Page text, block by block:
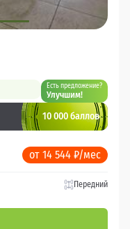
Есть предложение?
Улучшим!
10 000 баллов
от 14 544 ₽/мес
Передний